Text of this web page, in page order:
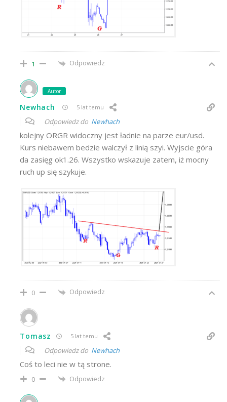
1 Odpowiedz
Autor
Newhach 5 lat temu
Odpowiedz do Newhach
kolejny ORGR widoczny jest ładnie na parze eur/usd.
Kurs niebawem bedzie walczył z linią szyi. Wyjscie góra
da zasięg ok1.26. Wszystko wskazuje zatem, iż mocny
ruch up się szykuje.
0 Odpowiedz
Tomasz 5 lat temu
Odpowiedz do Newhach
Coś to leci nie w tą strone.
0 Odpowiedz